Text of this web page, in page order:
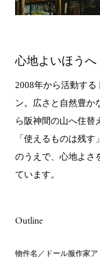
心地よいほう
2008年から活動する
ン。広さと自然豊か
ら阪神間の山へ住替
「使えるものは残
のうえで、心地よさ
ています。
Outline
物件名／ ドール服作家